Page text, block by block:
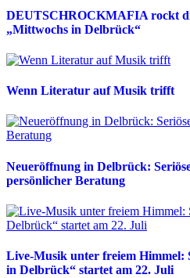
DEUTSCHROCKMAFIA rockt
„Mittwochs in Delbrück“
Wenn Literatur auf Musik trifft
Neueröffnung in Delbrück:
persönlicher Beratung
Live-Musik unter freiem Himmel:
in Delbrück“ startet am 22. Juli